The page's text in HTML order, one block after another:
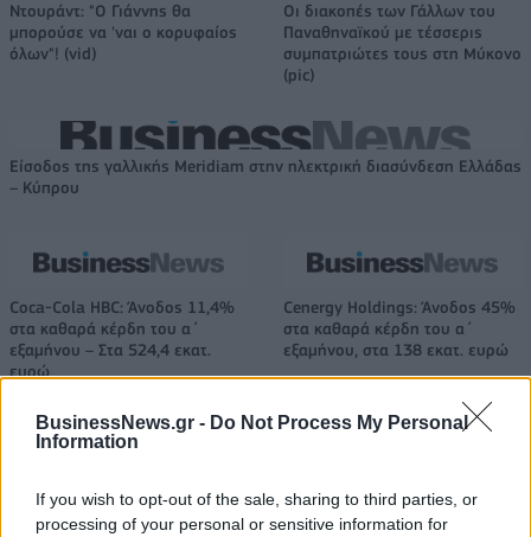
BusinessNews.gr - Do Not Process My Personal
Information
If you wish to opt-out of the sale, sharing to third parties, or
processing of your personal or sensitive information for
Ντουράντ: "Ο Γιάννης θα
μπορούσε να 'ναι ο κορυφαίος
όλων"! (vid)
Οι διακοπές των Γάλλων του
Παναθηναϊκού με τέσσερις
συμπατριώτες τους στη Μύκονο
(pic)
Είσοδος της γαλλικής Meridiam στην ηλεκτρική διασύνδεση Ελλάδας
– Κύπρου
Coca-Cola HBC: Άνοδος 11,4%
στα καθαρά κέρδη του α΄
εξαμήνου – Στα 524,4 εκατ.
ευρώ
Cenergy Holdings: Άνοδος 45%
στα καθαρά κέρδη του α΄
εξαμήνου, στα 138 εκατ. ευρώ